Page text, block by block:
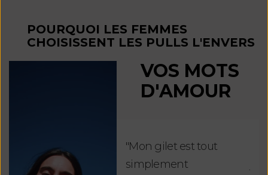
POURQUOI LES FEMMES
CHOISISSENT LES PULLS L'ENVERS
VOS MOTS
D'AMOUR
"Mon gilet est tout
simplement